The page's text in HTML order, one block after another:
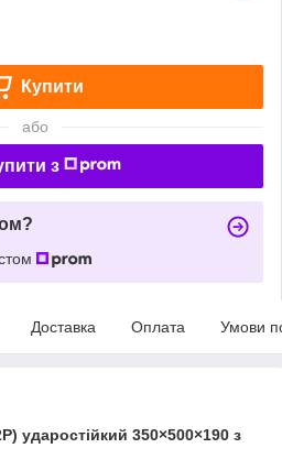
Купити
або
з
Доставка Оплата Умови
ударостійкий 350×500×190 з